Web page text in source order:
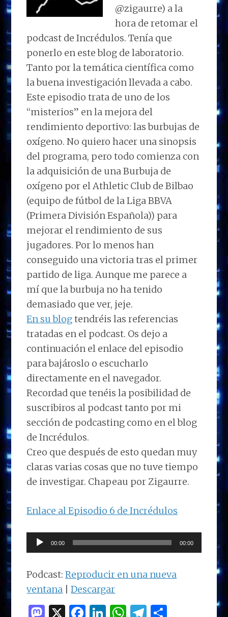
@zigaurre) a la
hora de retomar el
podcast de Incrédulos. Tenía que
ponerlo en este blog de laboratorio.
Tanto por la temática científica como
la buena investigación llevada a cabo.
Este episodio trata de uno de los
“misterios” en la mejora del
rendimiento deportivo: las burbujas de
oxígeno. No quiero hacer una sinopsis
del programa, pero todo comienza con
la adquisición de una Burbuja de
oxígeno por el Athletic Club de Bilbao
(equipo de fútbol de la Liga BBVA
(Primera División Española)) para
mejorar el rendimiento de sus
jugadores. Por lo menos han
conseguido una victoria tras el primer
partido de liga. Aunque me parece a
mí que la burbuja no ha tenido
demasiado que ver, jeje.
En su blogtendréis las referencias
tratadas en el podcast. Os dejo a
continuación el enlace del episodio
para bajároslo o escucharlo
directamente en el navegador.
Recordad que tenéis la posibilidad de
suscribiros al podcast tanto por mi
sección de podcasting como en el blog
de Incrédulos.
Creo que después de esto quedan muy
claras varias cosas que no tuve tiempo
de investigar. Chapeau por Zigaurre.
Enlace al Episodio 6 de Incrédulos
Reproductor
de
audio
00:00 00:00
Podcast:Reproducir en una nueva
ventana |Descargar
M X F
Li W T